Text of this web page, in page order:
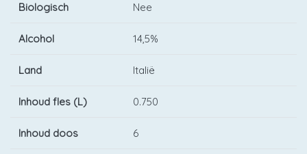
Biologisch Nee
Alcohol 14,5%
Land Italië
Inhoud fles (L) 0.750
Inhoud doos 6